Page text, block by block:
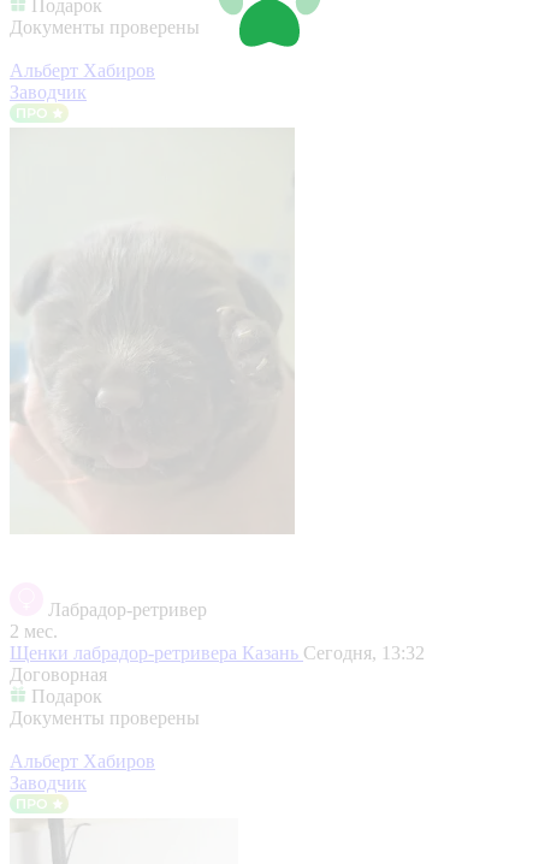
Подарок
Документы проверены
Альберт Хабиров
Заводчик
Лабрадор-ретривер
2 мес.
Щенки лабрадор-ретривера Казань Сегодня, 13:32
Договорная
Подарок
Документы проверены
Альберт Хабиров
Заводчик